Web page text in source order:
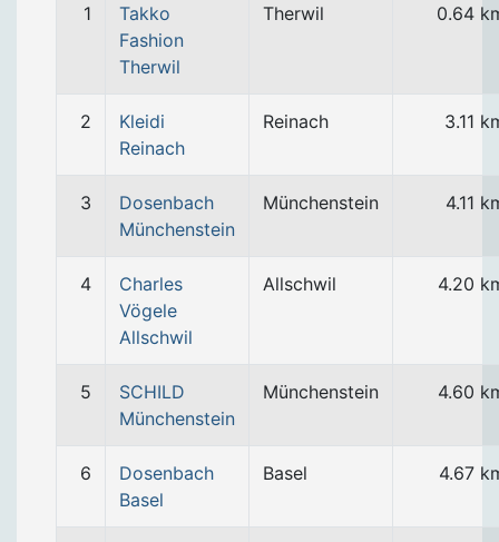
1
Takko
Fashion
Therwil
Therwil 0.64
2
Kleidi
Reinach
Reinach 3.11
3
Dosenbach
Münchenstein
Münchenstein 4.11
4
Charles
Vögele
Allschwil
Allschwil 4.20
5
SCHILD
Münchenstein
Münchenstein 4.60
6
Dosenbach
Basel
Basel 4.67